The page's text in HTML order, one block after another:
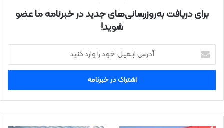
برای دریافت به‌روزرسانی‌های جدید در خبرنامه ما عضو
شوید!
ر
ا
ی